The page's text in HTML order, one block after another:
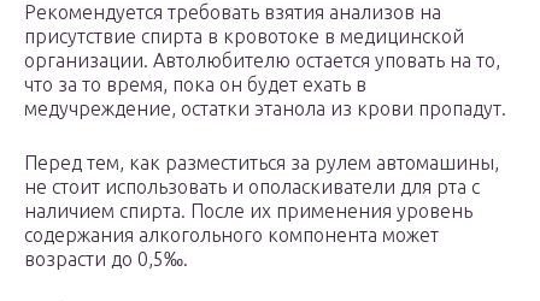
Рекомендуется требовать взятия анализов на
присутствие спирта в кровотоке в медицинской
организации. Автолюбителю остается уповать на то,
что за то время, пока он будет ехать в
медучреждение, остатки этанола из крови пропадут.
Перед тем, как разместиться за рулем автомашины,
не стоит использовать и ополаскиватели для рта с
наличием спирта. После их применения уровень
содержания алкогольного компонента может
возрасти до 0,5‰.